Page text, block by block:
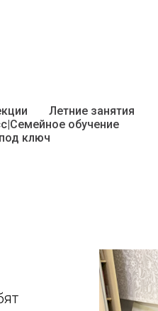
Летние занятия
обучение
ключ
дневный